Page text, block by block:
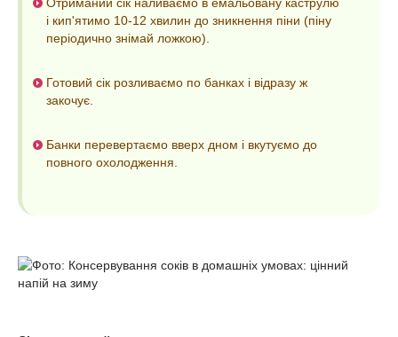
і кип'ятимо 10-12 хвилин до зникнення піни (піну
періодично знімай ложкою).
Готовий сік розливаємо по банках і відразу ж
закочує.
Банки перевертаємо вверх дном і вкутуємо до
повного охолодження.